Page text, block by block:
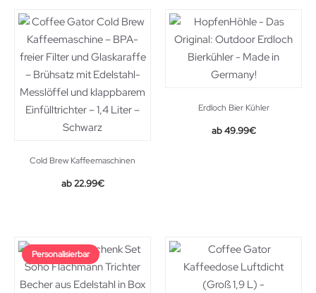
Cold Brew Kaffeemaschinen
Original
22.99€Current
Erdloch Bier Kühler
49.99€
Personalisierbar